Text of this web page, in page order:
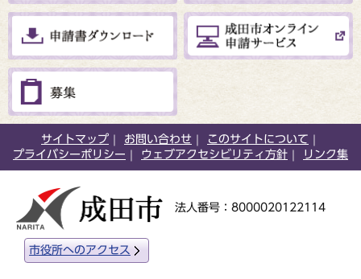
サイトマップ お問い合わせ
このサイトについて
プライバシーポリシー
ウェブアクセシビリティ方針 リンク集
法人番号：8000020122114
市役所へのアクセス